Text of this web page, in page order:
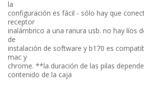
la
configuración es fácil - sólo hay que
receptor
inalámbrico a una ranura usb. no hay líos
de
instalación de software y b170 es
mac y
chrome. **la duración de las pilas
contenido de la caja